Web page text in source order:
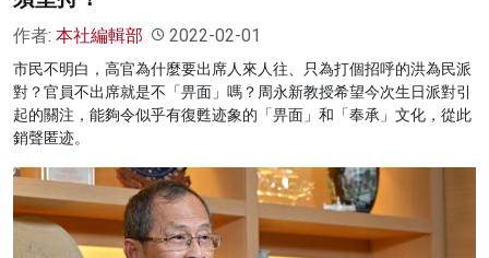
作者: 本社編輯部 2022-02-01
市民不明白，高官為什麼要出席人來人往、只為打個招呼的洪為民派
對？官員不出席就是不「畀面」嗎？周永新教授希望今次生日派對引
起的關注，能夠令似乎有復甦迹象的「畀面」和「奉承」文化，從此
銷聲匿迹。